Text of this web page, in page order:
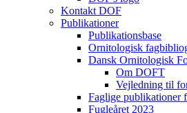
Kontakt DOF
Publikationer
Publikationsbase
Ornitologisk
Dansk Ornitologisk
Om DOFT
Vejledning til
Faglige publikationer
Fugleåret 2023